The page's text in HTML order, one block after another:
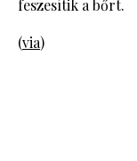
feszesítik a bőrt.
(via)